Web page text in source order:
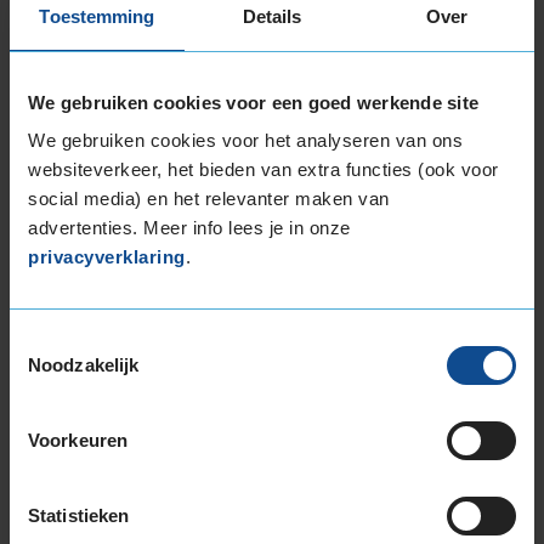
Toestemming Details Over
We gebruiken cookies voor een goed werkende site
We gebruiken cookies voor het analyseren van ons
websiteverkeer, het bieden van extra functies (ook voor
social media) en het relevanter maken van
advertenties. Meer info lees je in onze
privacyverklaring.
Noodzakelijk
Voorkeuren
Statistieken
Kilometer per jaar10.000 tot 25.000 km
De Drive guard banden zijn zwaar, wat je
merkt tijdens het rijden.
Kies je